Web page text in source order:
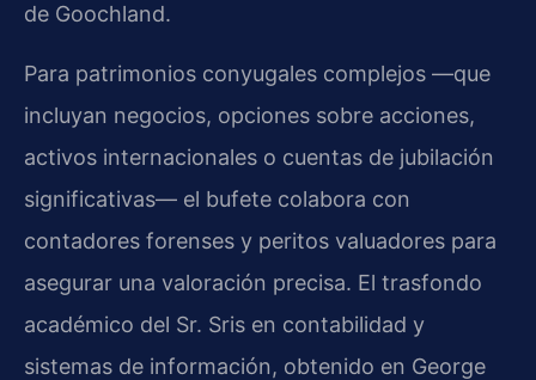
de Goochland.
Para patrimonios conyugales complejos —que
incluyan negocios, opciones sobre acciones,
activos internacionales o cuentas de jubilación
significativas— el bufete colabora con
contadores forenses y peritos valuadores para
asegurar una valoración precisa. El trasfondo
académico del Sr. Sris en contabilidad y
sistemas de información, obtenido en George